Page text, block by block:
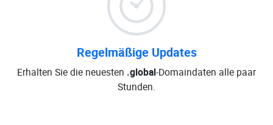
Regelmäßige Updates
Erhalten Sie die neuesten .global-Domaindaten alle paar
Stunden.